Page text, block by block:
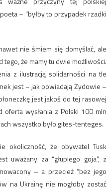
– “byłby to przypadek rzadki
nie śmiem się domyślać, ale
tego, że mamy tu dwie możliwości.
z ilustracją solidarności na tle
jest – jak powiadają Żydowie –
jest jakoś do tej rasowej
oferta wysłania z Polski 100 mln
wszystko było gites-tenteges.
okoliczność, że obywatel Tusk
uważany za “głupiego goja”, z
– a przecież “bez jego
na Ukrainę nie mogłoby zostać